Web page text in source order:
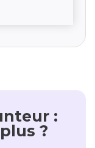
:
?